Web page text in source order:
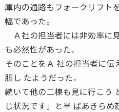
庫内の通路もフォークリフト
幅であった。
Ａ社の担当者には非効率に
も必然性があった。
そのことをＡ 社の担当者に
胆し たようだった。
続いて他の二棟も見に行こう
じ状況です」と半 ばあきらめ